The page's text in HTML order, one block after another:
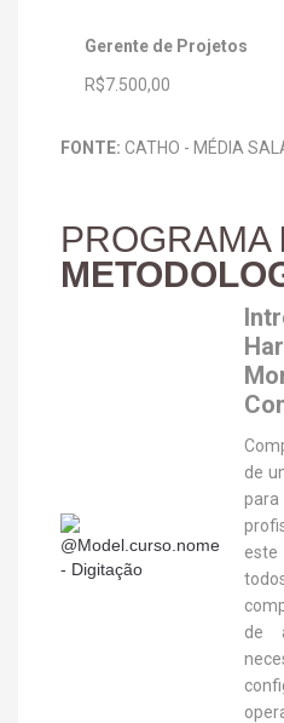
Gerente de Projetos
R$7.500,00
FONTE: CATHO - MÉDIA
PROGRAMA
de
este
de